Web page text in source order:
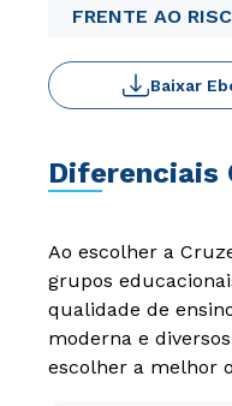
FRENTE AO
Baixar
Diferenciais
Ao escolher a
grupos
qualidade de
moderna e
escolher a melhor